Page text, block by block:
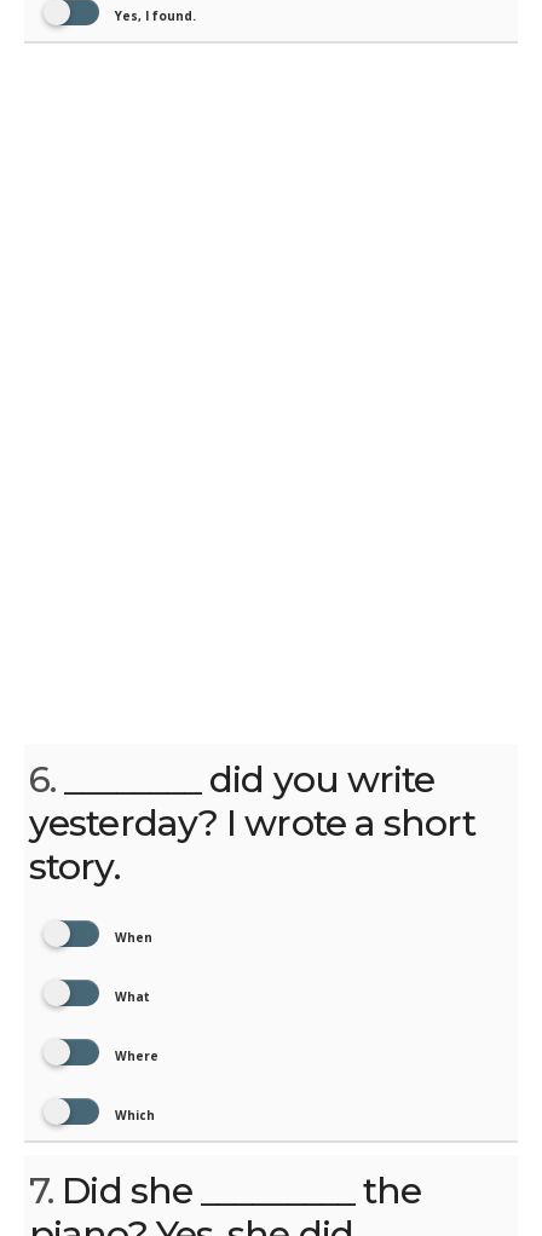
Yes, I found.
6. ________ did you write
yesterday? I wrote a short
story.
When
What
Where
Which
7. Did she _________ the